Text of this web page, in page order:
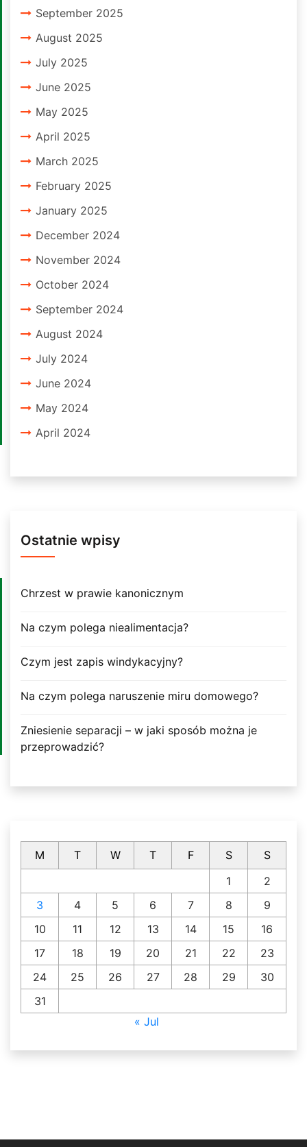
September 2025
August 2025
July 2025
June 2025
May 2025
April 2025
March 2025
February 2025
January 2025
December 2024
November 2024
October 2024
September 2024
August 2024
July 2024
June 2024
May 2024
April 2024
Ostatnie wpisy
Chrzest w prawie kanonicznym
Na czym polega niealimentacja?
Czym jest zapis windykacyjny?
Na czym polega naruszenie miru domowego?
Zniesienie separacji – w jaki sposób można je
przeprowadzić?
M T W T F S
S
1
2
3
4 5 6 7 8
9
10
11 12 13 14 15
16
17
18 19 20 21 22
23
24
25 26 27 28 29
30
31
« Jul